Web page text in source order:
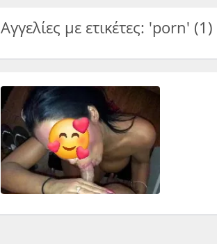
Αγγελίες με ετικέτες: 'porn' (1)